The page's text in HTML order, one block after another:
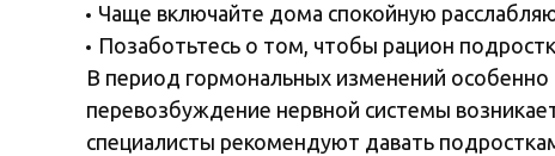
Чаще включайте дома спокойную
Позаботьтесь о том, чтобы рацион
В период гормональных изменений
перевозбуждение нервной системы
специалисты рекомендуют давать